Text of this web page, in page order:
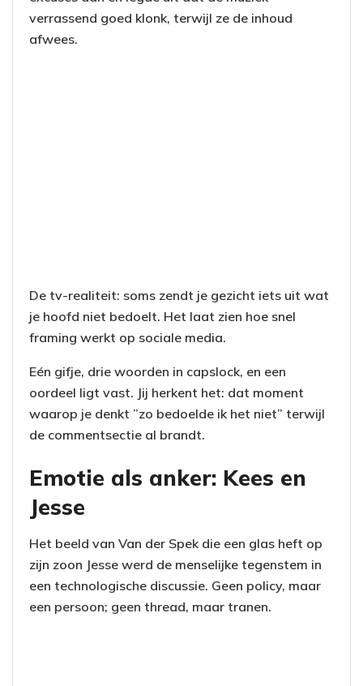
verrassend goed klonk, terwijl ze de inhoud
afwees.
De tv-realiteit: soms zendt je gezicht iets uit wat
je hoofd niet bedoelt. Het laat zien hoe snel
framing werkt op sociale media.
Eén gifje, drie woorden in capslock, en een
oordeel ligt vast. Jij herkent het: dat moment
waarop je denkt ”zo bedoelde ik het niet” terwijl
de commentsectie al brandt.
Emotie als anker: Kees en
Jesse
Het beeld van Van der Spek die een glas heft op
zijn zoon Jesse werd de menselijke tegenstem in
een technologische discussie. Geen policy, maar
een persoon; geen thread, maar tranen.